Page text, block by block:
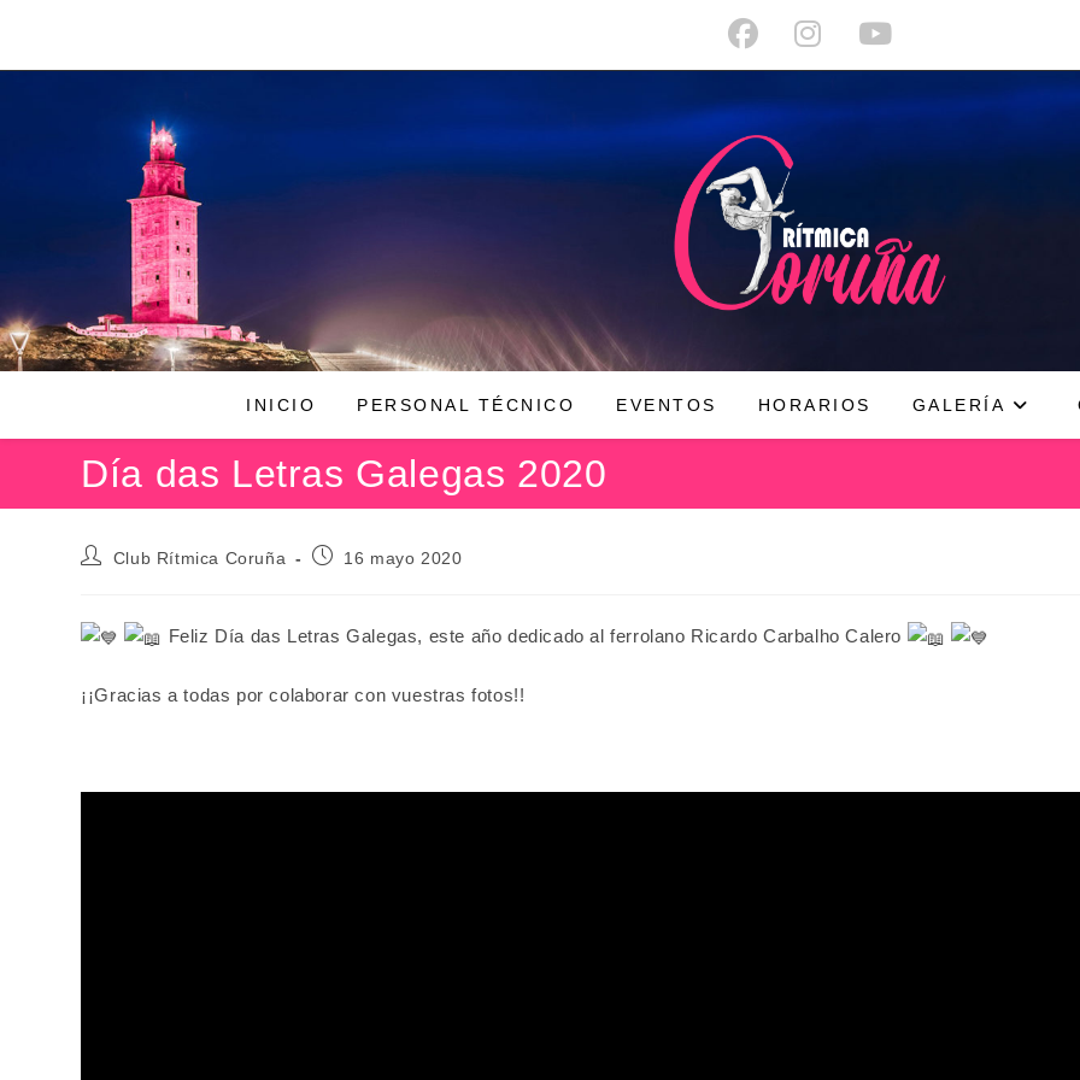
contenido
INICIO PERSONAL TÉCNICO EVENTOS HORARIOS GALERÍA
Día das Letras Galegas 2020
Autor
entrada:
Club Rítmica Coruña
Publicación
16 mayo 2020
Feliz Día das Letras Galegas, este año dedicado al ferrolano Ricardo Carbalho Calero
¡¡Gracias a todas por colaborar con vuestras fotos!!